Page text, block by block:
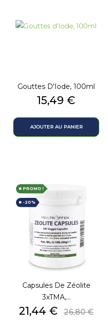
Gouttes D'Iode, 100ml
Prix
15,49 €
AJOUTER AU PANIER
Capsules De Zéolite
3xTMA,...
Prix
21,44 € Prix
26,80 €
PROMO !
-20%